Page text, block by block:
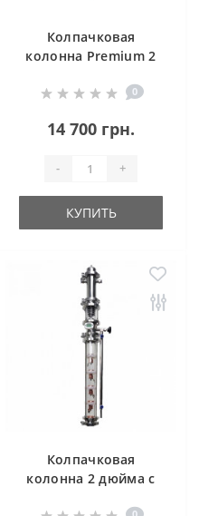
Колпачковая
колонна Premium 2
0
14 700 грн.
- +
КУПИТЬ
Колпачковая
колонна 2 дюйма с